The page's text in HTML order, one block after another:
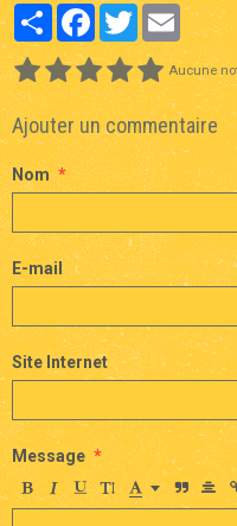
PartagerFacebook
TwitterEmail
Aucune
Ajouter un commentaire
Nom
E-mail
Site Internet
Message